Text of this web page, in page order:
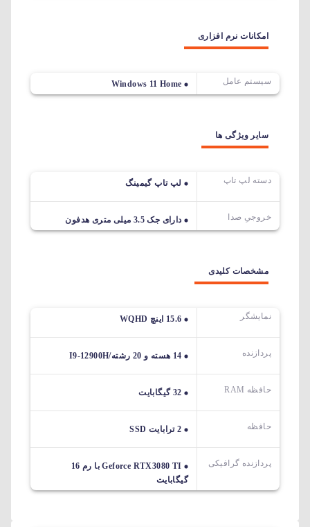
امکانات نرم افزاری
سیستم عامل Windows 11 Home
سایر ویژگی ها
دسته لپ تاپ لپ تاپ گیمینگ
خروجیِ صدا دارای جک 3.5 میلی متری هدفون
مشخصات کلیدی
نمایشگر 15.6 اینچ WQHD
پردازنده 14 هسته و 20 رشته/I9-12900H
حافظه RAM 32 گیگابایت
حافظه 2 ترابایت SSD
پردازنده گرافیکی
Geforce RTX3080 TI با رم 16
گیگابایت